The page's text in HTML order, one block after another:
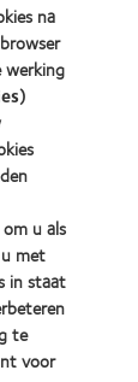
na
werking
)
u als
met
in staat
te
voor